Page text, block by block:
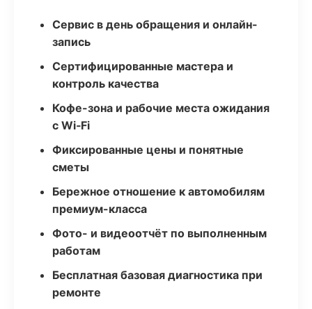
Сервис в день обращения и онлайн-
запись
Сертифицированные мастера и
контроль качества
Кофе-зона и рабочие места ожидания
с Wi‑Fi
Фиксированные цены и понятные
сметы
Бережное отношение к автомобилям
премиум-класса
Фото- и видеоотчёт по выполненным
работам
Бесплатная базовая диагностика при
ремонте